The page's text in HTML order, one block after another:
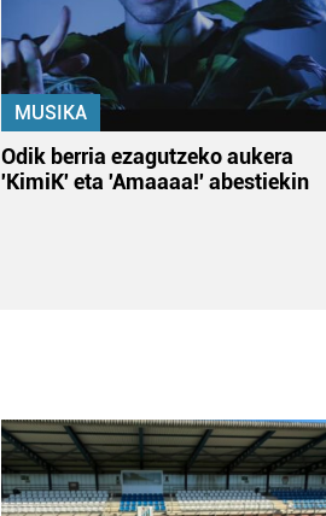
MUSIKA
Odik berria ezagutzeko aukera
'KimiK' eta 'Amaaaa!' abestiekin